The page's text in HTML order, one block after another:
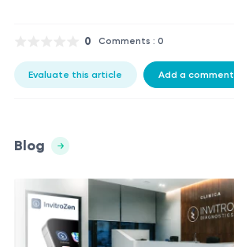
0 Comments : 0
Evaluate this article Add a comment
Blog